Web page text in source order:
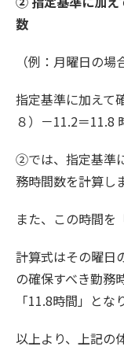
数
（例：月曜日の場
指定基準に加えて
８）－11.2＝11.8
②では、指定基準
務時間数を計算し
また、この時間を
計算式はその曜日
の確保すべき勤務
「11.8時間」とな
以上より、上記の